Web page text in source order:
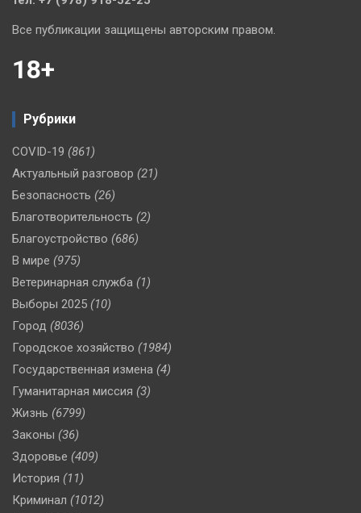
Все публикации защищены авторским правом.
18+
Рубрики
COVID-19 (861)
Актуальный разговор (21)
Безопасность (26)
Благотворительность (2)
Благоустройство (686)
В мире (975)
Ветеринарная служба (1)
Выборы 2025 (10)
Город (8036)
Городское хозяйство (1984)
Государственная измена (4)
Гуманитарная миссия (3)
Жизнь (6799)
Законы (36)
Здоровье (409)
История (11)
Криминал (1012)